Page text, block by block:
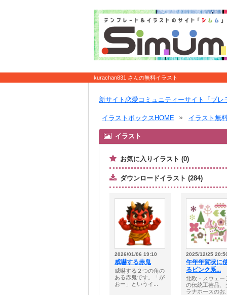
kurachan831 さんの無料イラスト
新サイト恋愛コミュニティーサイト「ブレ
イラストボックスHOME イラスト無
イラスト
お気に入りイラスト (0)
ダウンロードイラスト (284)
2026/01/06 19:10
威嚇する赤鬼
威嚇する２つの角の
ある赤鬼です。「が
おー」というイ...
2025/12/25
午年年賀状に
るピンク系...
北欧・スウェー
の伝統工芸品、
ラナホースのお